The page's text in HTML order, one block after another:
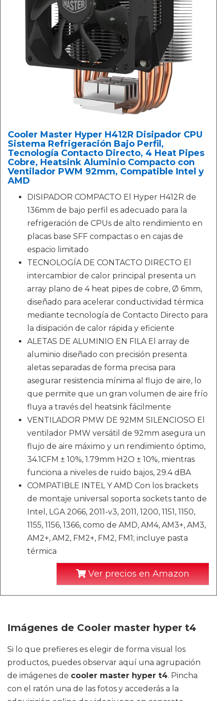
Cooler Master Hyper H412R Disipador CPU
Sistema Refrigeración Bajo Perfil,
Tecnología Contacto Directo, 4 Heat Pipes
Cobre, Heatsink Aluminio Compacto con
Ventilador PWM 92mm, Compatible Intel y
AMD
DISIPADOR COMPACTO El Hyper H412R de
136mm de bajo perfil es adecuado para la
refrigeración de CPUs de alto rendimiento en
placas base SFF compactas o en cajas de
espacio limitado
TECNOLOGÍA DE CONTACTO DIRECTO El
intercambior de calor principal presenta un
array plano de 4 heat pipes de cobre, Ø 6mm,
diseñado para acelerar conductividad térmica
mediante tecnología de Contacto Directo para
la disipación de calor rápida y eficiente
ALETAS DE ALUMINIO EN FILA El array de
aluminio diseñado con precisión presenta
aletas separadas de forma precisa para
asegurar resistencia mínima al flujo de aire, lo
que permite que un gran volumen de aire frío
fluya a través del heatsink fácilmente
VENTILADOR PMW DE 92MM SILENCIOSO El
ventilador PMW versátil de 92mm asegura un
flujo de aire máximo y un rendimiento óptimo,
34.1CFM ± 10%, 1.79mm H2O ± 10%, mientras
funciona a niveles de ruido bajos, 29.4 dBA
COMPATIBLE INTEL Y AMD Con los brackets
de montaje universal soporta sockets tanto de
Intel, LGA 2066, 2011-v3, 2011, 1200, 1151, 1150,
1155, 1156, 1366, como de AMD, AM4, AM3+, AM3,
AM2+, AM2, FM2+, FM2, FM1; incluye pasta
térmica
Ver precios en Amazon
Imágenes de Cooler master hyper t4
Si lo que prefieres es elegir de forma visual los
productos, puedes observar aquí una agrupación
de imágenes de cooler master hyper t4. Pincha
con el ratón una de las fotos y accederás a la